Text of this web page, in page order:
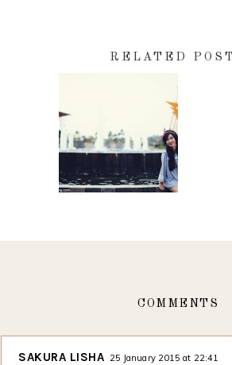
RELATED
COMMENTS
SAKURA LISHA 25 January 2015 at 22:41